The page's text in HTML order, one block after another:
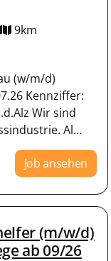
9km
(w/m/d)
Kennziffer:
Wir sind
Al...
Job ansehen
(m/w/d)
ab 09/26